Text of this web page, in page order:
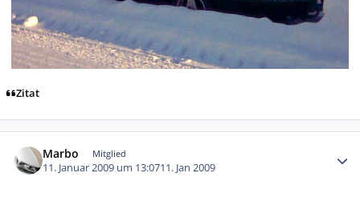
Zitat
Marbo Mitglied
11. Januar 2009 um 13:0711. Jan 2009